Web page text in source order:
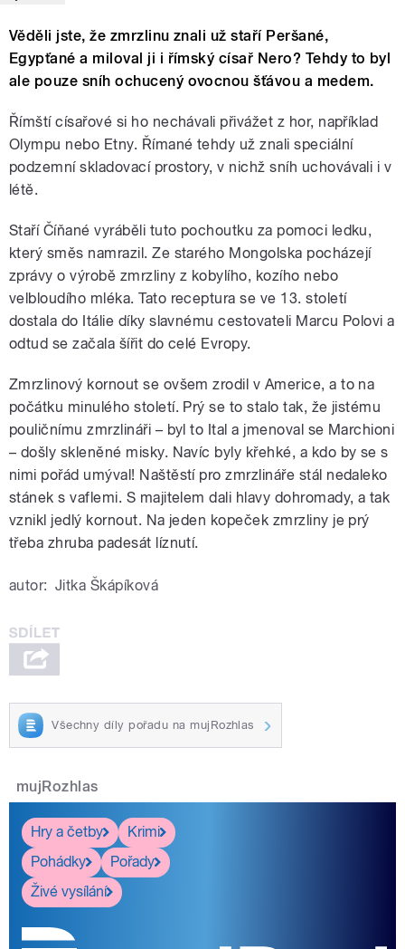
Věděli jste, že zmrzlinu znali už staří Peršané,
Egypťané a miloval ji i římský císař Nero? Tehdy to byl
ale pouze sníh ochucený ovocnou šťávou a medem.
Římští císařové si ho nechávali přivážet z hor, například
Olympu nebo Etny. Římané tehdy už znali speciální
podzemní skladovací prostory, v nichž sníh uchovávali i v
létě.
Staří Číňané vyráběli tuto pochoutku za pomoci ledku,
který směs namrazil. Ze starého Mongolska pocházejí
zprávy o výrobě zmrzliny z kobylího, kozího nebo
velbloudího mléka. Tato receptura se ve 13. století
dostala do Itálie díky slavnému cestovateli Marcu Polovi a
odtud se začala šířit do celé Evropy.
Zmrzlinový kornout se ovšem zrodil v Americe, a to na
počátku minulého století. Prý se to stalo tak, že jistému
pouličnímu zmrzlináři – byl to Ital a jmenoval se Marchioni
– došly skleněné misky. Navíc byly křehké, a kdo by se s
nimi pořád umýval! Naštěstí pro zmrzlináře stál nedaleko
stánek s vaflemi. S majitelem dali hlavy dohromady, a tak
vznikl jedlý kornout. Na jeden kopeček zmrzliny je prý
třeba zhruba padesát líznutí.
autor: Jitka Škápíková
Všechny díly pořadu na mujRozhlas
mujRozhlas
Hry a četby
Krimi
Pohádky
Pořady
Živé vysílání